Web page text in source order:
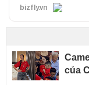
bizfly.vn
của